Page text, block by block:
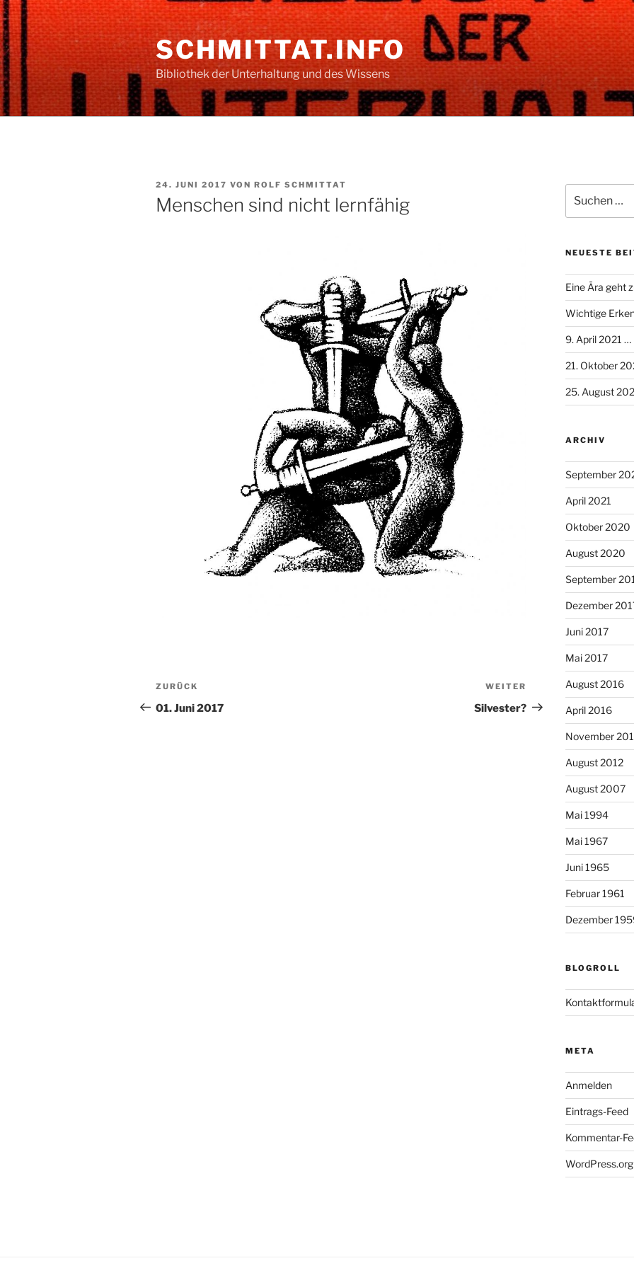
Zum
Inhalt
springen
SCHMITTAT.INFO
Bibliothek der Unterhaltung und des Wissens
VERÖFFENTLICHT
AM
24. JUNI 2017 VON ROLF SCHMITTAT
Menschen sind nicht lernfähig
Beitragsnavigation
Vorheriger
Beitrag
ZURÜCK
01. Juni 2017
Nächster
Beitrag
WEITER
Silvester?
nach:
NEUESTE
Eine Ära geht
Wichtige
9. April 2021 …
21. Oktober
25. August
ARCHIV
September
April 2021
Oktober 2020
August 2020
September
Dezember
Juni 2017
Mai 2017
August 2016
April 2016
November
August 2012
August 2007
Mai 1994
Mai 1967
Juni 1965
Februar 1961
Dezember
BLOGROLL
META
Anmelden
Eintrags-Feed
Kommentar-
WordPress.org